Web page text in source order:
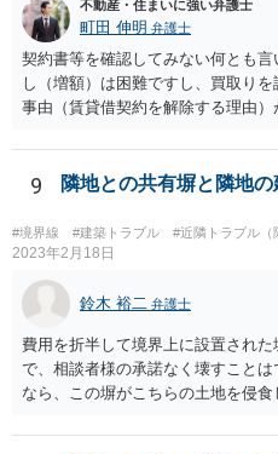
不動産・住まいに強い弁護士
町田 伸明 弁護士
契約書等を確認してみない何とも
し（増額）は困難ですし、買取り
事由（賃貸借契約を解除する理由
めることができる状況であれば、
取りの交渉をすることもあり得る
ることが難しいのであれば、賃料
困難とならざるを得ないでしょう。
け渡しなどの請求もお考えなので
可欠ですから、資料等一式を持参
かと思います。
9 隣地との共有塀と隣地
#境界線 #建築トラブル #近隣トラブル（
2023年2月18日
鈴木 裕二 弁護士
費用を折半して境界上に設置され
で、相談者様の承諾なく壊すこと
なら、この塀がこちらの土地を侵
ているわけですから、相談者様の